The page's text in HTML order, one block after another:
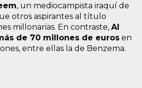
, un mediocampista iraquí de
otros aspirantes al título
millonarias. En contraste, Al
de 70 millones de euros en
entre ellas la de Benzema.